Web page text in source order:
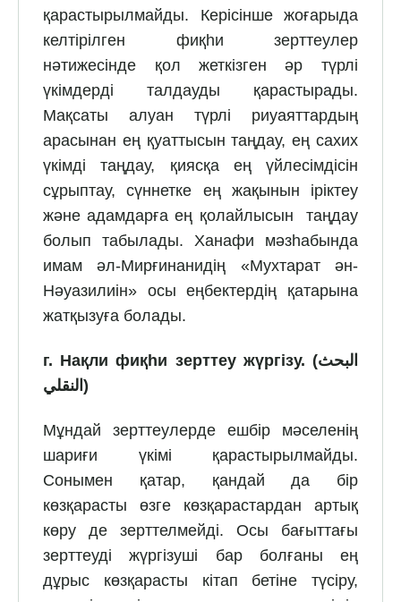
қарастырылмайды. Керісінше жоғарыда
келтірілген фиқһи зерттеулер
нәтижесінде қол жеткізген әр түрлі
үкімдерді талдауды қарастырады.
Мақсаты алуан түрлі риуаяттардың
арасынан ең қуаттысын таңдау, ең сахих
үкімді таңдау, қиясқа ең үйлесімдісін
сұрыптау, сүннетке ең жақынын іріктеу
және адамдарға ең қолайлысын таңдау
болып табылады. Ханафи мәзһабында
имам әл-Мирғинанидің «Мухтарат ән-
Нәуазилиін» осы еңбектердің қатарына
жатқызуға болады.
г. Нақли фиқһи зерттеу жүргізу. (البحث
النقلي)
Мұндай зерттеулерде ешбір мәселенің
шариғи үкімі қарастырылмайды.
Сонымен қатар, қандай да бір
көзқарасты өзге көзқарастардан артық
көру де зерттелмейді. Осы бағыттағы
зерттеуді жүргізуші бар болғаны ең
дұрыс көзқарасты кітап бетіне түсіру,